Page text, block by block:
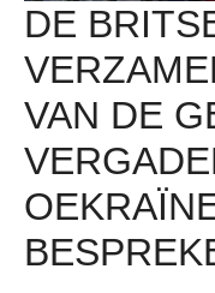
DE
VAN DE